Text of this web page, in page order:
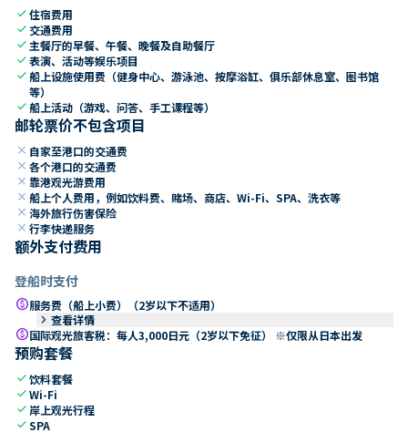
check住宿费用
check 交通费用
check 主餐厅的早餐、午餐、晚餐及自助餐厅
check表演、活动等娱乐项目
check船上设施使用费（健身中心、游泳池、按摩浴缸、俱乐部休息室、图书馆
等）
check船上活动（游戏、问答、手工课程等）
邮轮票价不包含项目
close 自家至港口的交通费
close 各个港口的交通费
close 靠港观光游费用
close 船上个人费用，例如饮料费、赌场、商店、Wi-Fi、SPA、洗衣等
close 海外旅行伤害保险
close 行李快递服务
额外支付费用
登船时支付
paid服务费（船上小费）（2岁以下不适用）
keyboard_arrow_right 查看详情
paid国际观光旅客税：每人3,000日元（2岁以下免征） ※仅限从日本出发
预购套餐
check饮料套餐
checkWi-Fi
check 岸上观光行程
checkSPA